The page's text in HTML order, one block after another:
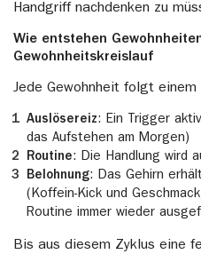
Handgriff nachdenken zu
Wie entstehen
Gewohnheitskreislauf
Jede Gewohnheit folgt
Auslösereiz: Ein Trigger
das Aufstehen am Morgen)
Routine: Die Handlung wird
Belohnung: Das Gehirn
(Koffein-Kick und
Routine immer wieder
Bis aus diesem Zyklus eine